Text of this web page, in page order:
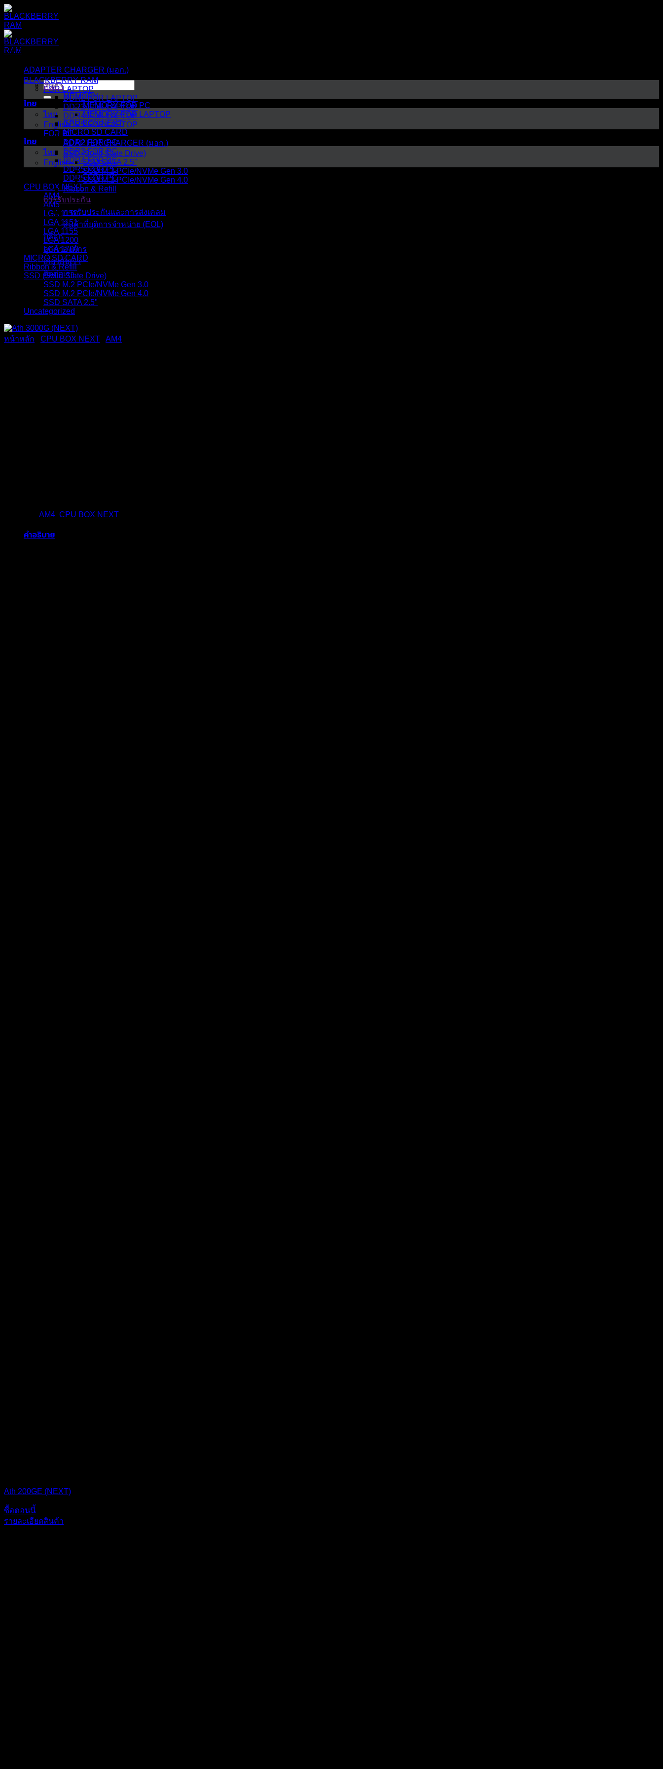
ข้าม
ไป
ยัง
เนื้อหา
สินค้า
MEMORY
MEMORY FOR PC
MEMORY FOR LAPTOP
CPU BOX NEXT
MICRO SD CARD
ADAPTER CHARGER (มอก.)
SSD (Solid State Drive)
SSD SATA 2.5"
SSD M.2 PCIe/NVMe Gen 3.0
SSD M.2 PCIe/NVMe Gen 4.0
Ribbon & Refill
การรับประกัน
การรับประกันและการส่งเคลม
สินค้าที่ยุติการจำหน่าย (EOL)
บล็อก
ลูกค้าองค์กร
เกี่ยวกับเรา
ติดต่อเรา
ค้นหา:
ไทย
ไทย
English
ไทย
ไทย
English
หมวดหมู่สินค้า
ADAPTER CHARGER (มอก.)
BLACKBERRY RAM
FOR LAPTOP
DDR2 FOR LAPTOP
DDR3 FOR LAPTOP
DDR4 FOR LAPTOP
DDR5 FOR LAPTOP
FOR PC
DDR2 FOR PC
DDR3 FOR PC
DDR4 FOR PC
DDR5 FOR PC
DDR5 FOR PC
CPU BOX NEXT
AM4
AM5
LGA 1150
LGA 1151
LGA 1155
LGA 1200
LGA 1700
MICRO SD CARD
Ribbon & Refill
SSD (Solid State Drive)
SSD M.2 PCIe/NVMe Gen 3.0
SSD M.2 PCIe/NVMe Gen 4.0
SSD SATA 2.5"
Uncategorized
หน้าหลัก CPU BOX NEXT AM4
AM4 CPU BOX NEXT
คำอธิบาย
Ath 200GE (NEXT)
ซื้อตอนนี้
รายละเอียดสินค้า